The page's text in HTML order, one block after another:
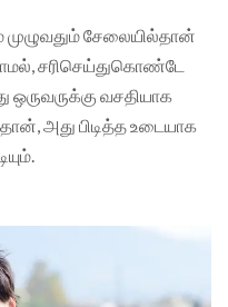
சேலையில்தான்
சரிசெய்துகொண்டே
வசதியாக
அது பிடித்த உடையாக